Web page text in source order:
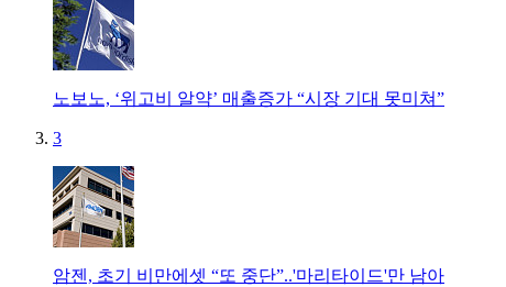
노보노, ‘위고비 알약’ 매출증가 “시장 기대 못미쳐”
3
암젠, 초기 비만에셋 “또 중단”..'마리타이드'만 남아